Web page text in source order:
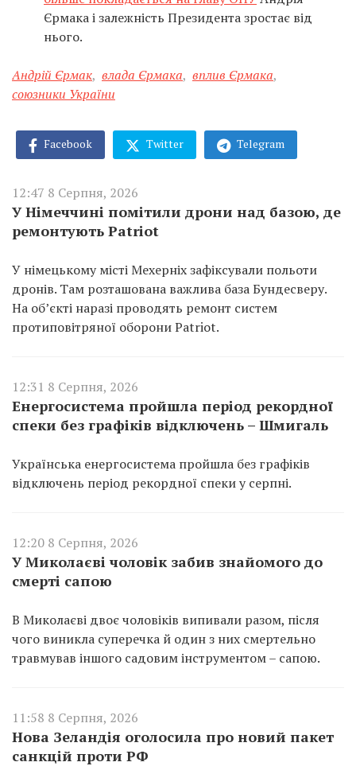
Єрмака і залежність Президента зростає від
нього.
Андрій Єрмак, влада Єрмака, вплив Єрмака,
союзники України
Facebook Twitter Telegram
12:47 8 Серпня, 2026
У Німеччині помітили дрони над базою, де
ремонтують Patriot
У німецькому місті Мехерніх зафіксували польоти
дронів. Там розташована важлива база Бундесверу.
На об’єкті наразі проводять ремонт систем
протиповітряної оборони Patriot.
12:31 8 Серпня, 2026
Енергосистема пройшла період рекордної
спеки без графіків відключень – Шмигаль
Українська енергосистема пройшла без графіків
відключень період рекордної спеки у серпні.
12:20 8 Серпня, 2026
У Миколаєві чоловік забив знайомого до
смерті сапою
В Миколаєві двоє чоловіків випивали разом, після
чого виникла суперечка й один з них смертельно
травмував іншого садовим інструментом – сапою.
11:58 8 Серпня, 2026
Нова Зеландія оголосила про новий пакет
санкцій проти РФ